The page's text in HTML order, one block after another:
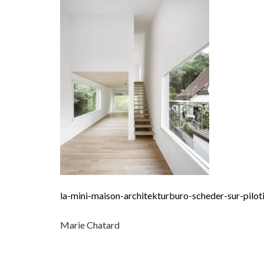
la-mini-maison-architekturburo-scheder-sur-
Marie Chatard